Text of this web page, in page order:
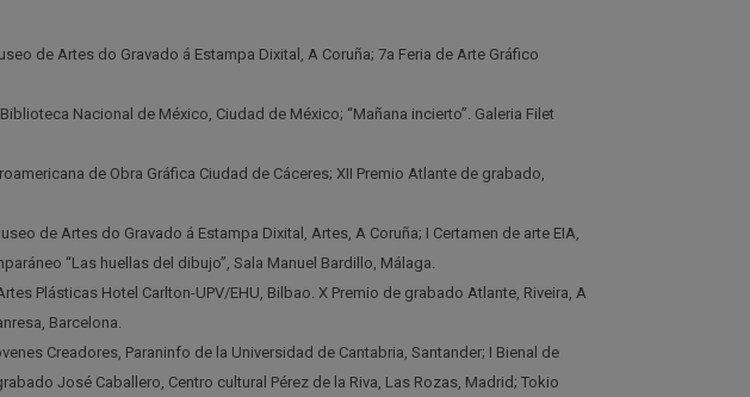
de Artes do Gravado á Estampa Dixital, A Coruña; 7a Feria de Arte Gráfico
Nacional de México, Ciudad de México; “Mañana incierto”. Galeria Filet
de Obra Gráfica Ciudad de Cáceres; XII Premio Atlante de grabado,
de Artes do Gravado á Estampa Dixital, Artes, A Coruña; I Certamen de arte EIA,
“Las huellas del dibujo”, Sala Manuel Bardillo, Málaga.
Plásticas Hotel Carlton-UPV/EHU, Bilbao. X Premio de grabado Atlante, Riveira, A
Barcelona.
Creadores, Paraninfo de la Universidad de Cantabria, Santander; I Bienal de
José Caballero, Centro cultural Pérez de la Riva, Las Rozas, Madrid; Tokio